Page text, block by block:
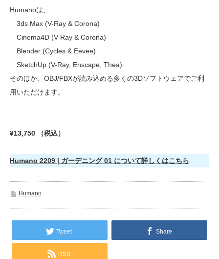
Humanoは、
3ds Max (V-Ray & Corona)
Cinema4D (V-Ray & Corona)
Blender (Cycles & Eevee)
SketchUp (V-Ray, Enscape, Thea)
そのほか、OBJ/FBXが読み込める多くの3Dソフトウェアでご利
用いただけます。
¥13,750 （税込）
Humano 2209 | ガーデニング 01 について詳しくはこちら
Humano
Tweet Share
RSS